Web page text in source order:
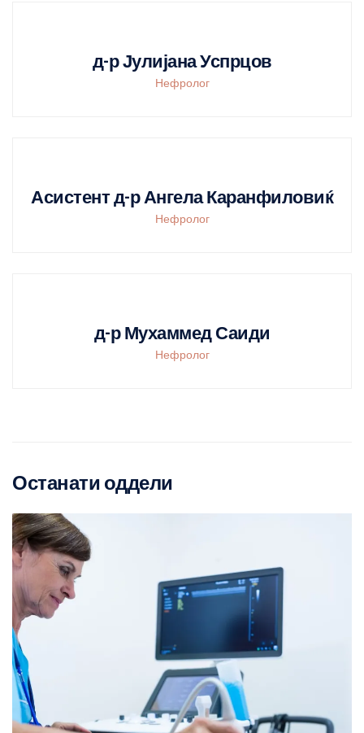
д-р Јулијана Успрцов
Нефролог
Асистент д-р Ангела Каранфиловиќ
Нефролог
д-р Мухаммед Саиди
Нефролог
Останати оддели